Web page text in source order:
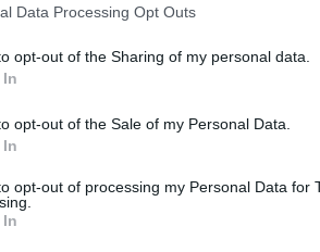
Data Processing Opt Outs
opt-out of the Sharing of my personal data.
opt-out of the Sale of my Personal Data.
opt-out of processing my Personal Data for